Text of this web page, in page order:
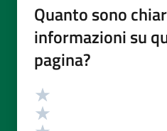
Quanto sono
informazioni su
pagina?
Valutazione